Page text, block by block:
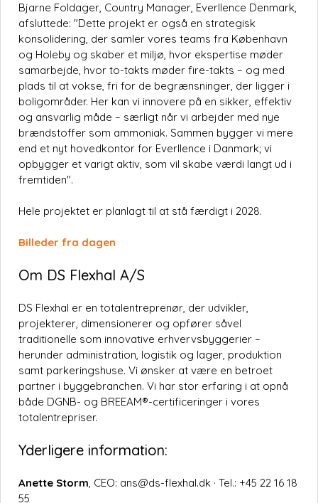
Bjarne Foldager, Country Manager, Everllence Denmark,
afsluttede: "Dette projekt er også en strategisk
konsolidering, der samler vores teams fra København
og Holeby og skaber et miljø, hvor ekspertise møder
samarbejde, hvor to-takts møder fire-takts – og med
plads til at vokse, fri for de begrænsninger, der ligger i
boligområder. Her kan vi innovere på en sikker, effektiv
og ansvarlig måde – særligt når vi arbejder med nye
brændstoffer som ammoniak. Sammen bygger vi mere
end et nyt hovedkontor for Everllence i Danmark; vi
opbygger et varigt aktiv, som vil skabe værdi langt ud i
fremtiden".
Hele projektet er planlagt til at stå færdigt i 2028.
Billeder fra dagen
Om DS Flexhal A/S
DS Flexhal er en totalentreprenør, der udvikler,
projekterer, dimensionerer og opfører såvel
traditionelle som innovative erhvervsbyggerier –
herunder administration, logistik og lager, produktion
samt parkeringshuse. Vi ønsker at være en betroet
partner i byggebranchen. Vi har stor erfaring i at opnå
både DGNB- og BREEAM®-certificeringer i vores
totalentrepriser.
Yderligere information:
Anette Storm, CEO: ans@ds-flexhal.dk · Tel.: +45 22 16 18
55